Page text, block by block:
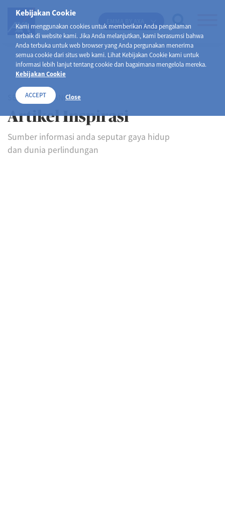
Kebijakan Cookie
Kami menggunakan cookies untuk memberikan Anda pengalaman
terbaik di website kami. Jika Anda melanjutkan, kami berasumsi bahwa
Anda terbuka untuk web browser yang Anda pergunakan menerima
semua cookie dari situs web kami. Lihat Kebijakan Cookie kami untuk
informasi lebih lanjut tentang cookie dan bagaimana mengelola mereka.
Kebijakan Cookie
ACCEPT Close
SELAMAT DATANG DI
Artikel Inspirasi
Sumber informasi anda seputar gaya hidup
dan dunia perlindungan